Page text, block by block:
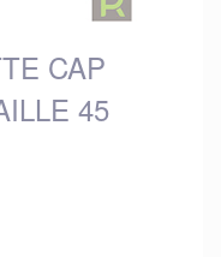
CAP
45